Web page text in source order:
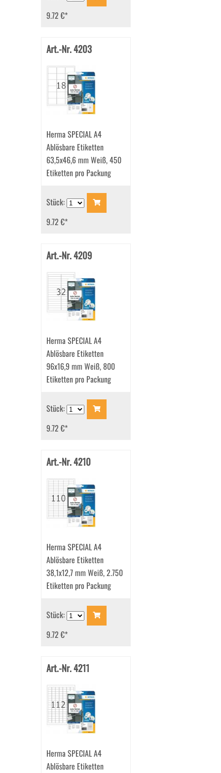
9.72 €*
Art.-Nr. 4203
Herma SPECIAL A4
Ablösbare Etiketten
63,5x46,6 mm Weiß, 450
Etiketten pro Packung
Stück:
9.72 €*
Art.-Nr. 4209
Herma SPECIAL A4
Ablösbare Etiketten
96x16,9 mm Weiß, 800
Etiketten pro Packung
Stück:
9.72 €*
Art.-Nr. 4210
Herma SPECIAL A4
Ablösbare Etiketten
38,1x12,7 mm Weiß, 2.750
Etiketten pro Packung
Stück:
9.72 €*
Art.-Nr. 4211
Herma SPECIAL A4
Ablösbare Etiketten